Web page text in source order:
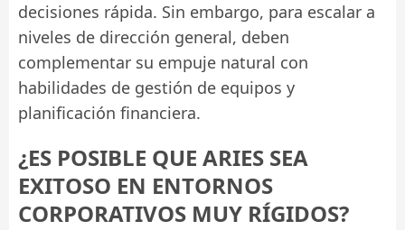
decisiones rápida. Sin embargo, para escalar a
niveles de dirección general, deben
complementar su empuje natural con
habilidades de gestión de equipos y
planificación financiera.
¿ES POSIBLE QUE ARIES SEA
EXITOSO EN ENTORNOS
CORPORATIVOS MUY RÍGIDOS?